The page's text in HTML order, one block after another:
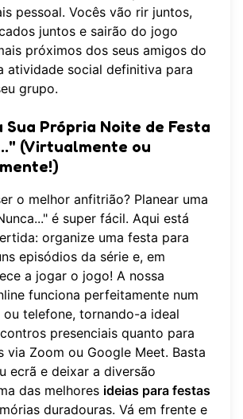
pessoal. Vocês vão rir juntos,
juntos e sairão do jogo
próximos dos seus amigos do
atividade social definitiva para
grupo.
Sua Própria Noite de Festa
(Virtualmente ou
o melhor anfitrião? Planear uma
é super fácil. Aqui está
organize uma festa para
episódios da série e, em
a jogar o jogo! A nossa
funciona perfeitamente num
telefone, tornando-a ideal
presenciais quanto para
via Zoom ou Google Meet. Basta
ecrã e deixar a diversão
das melhores ideias para festas
duradouras. Vá em frente e